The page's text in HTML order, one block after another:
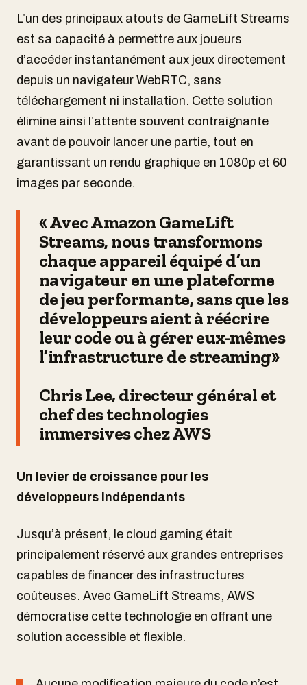
L’un des principaux atouts de GameLift Streams
est sa capacité à permettre aux joueurs
d’accéder instantanément aux jeux directement
depuis un navigateur WebRTC, sans
téléchargement ni installation. Cette solution
élimine ainsi l’attente souvent contraignante
avant de pouvoir lancer une partie, tout en
garantissant un rendu graphique en 1080p et 60
images par seconde.
« AvecAmazon GameLift
Streams, nous transformons
chaque appareil équipé d’un
navigateur en une plateforme
de jeu performante, sans que les
développeurs aient à réécrire
leur code ou à gérer eux-mêmes
l’infrastructure de streaming»
Chris Lee, directeur général et
chef des technologies
immersives chez AWS
Un levier de croissance pour les
développeurs indépendants
Jusqu’à présent, le cloud gaming était
principalement réservé aux grandes entreprises
capables de financer des infrastructures
coûteuses. Avec GameLift Streams, AWS
démocratise cette technologie en offrant une
solution accessible et flexible.